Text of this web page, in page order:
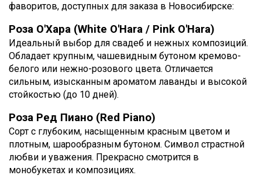
фаворитов, доступных для заказа в Новосибирске:
Роза О'Хара (White O'Hara / Pink O'Hara)
Идеальный выбор для свадеб и нежных композиций.
Обладает крупным, чашевидным бутоном кремово-
белого или нежно-розового цвета. Отличается
сильным, изысканным ароматом лаванды и высокой
стойкостью (до 10 дней).
Роза Ред Пиано (Red Piano)
Сорт с глубоким, насыщенным красным цветом и
плотным, шарообразным бутоном. Символ страстной
любви и уважения. Прекрасно смотрится в
монобукетах и композициях.